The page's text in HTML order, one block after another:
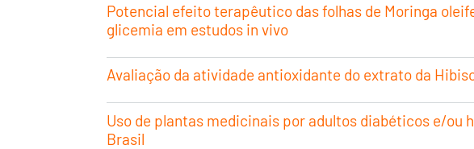
Potencial efeito terapêutico das folhas de Moringa
glicemia em estudos in vivo
Avaliação da atividade antioxidante do extrato da
Uso de plantas medicinais por adultos diabéticos e/ou
Brasil